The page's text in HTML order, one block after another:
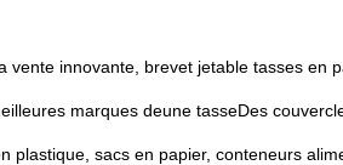
innovante, brevet jetable tasses en
marques deune tasseDes
plastique, sacs en papier, conteneurs